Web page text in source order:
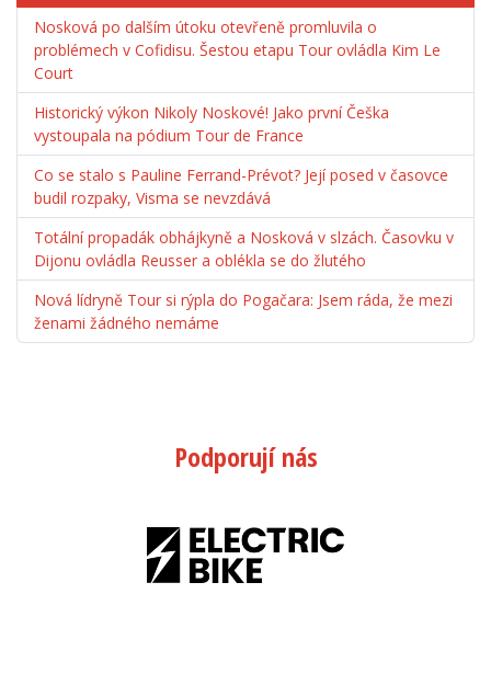
Nosková po dalším útoku otevřeně promluvila o
problémech v Cofidisu. Šestou etapu Tour ovládla Kim Le
Court
Historický výkon Nikoly Noskové! Jako první Češka
vystoupala na pódium Tour de France
Co se stalo s Pauline Ferrand-Prévot? Její posed v časovce
budil rozpaky, Visma se nevzdává
Totální propadák obhájkyně a Nosková v slzách. Časovku v
Dijonu ovládla Reusser a oblékla se do žlutého
Nová lídryně Tour si rýpla do Pogačara: Jsem ráda, že mezi
ženami žádného nemáme
Podporují nás